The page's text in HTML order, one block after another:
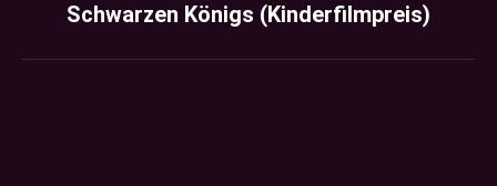
project:
Schwarzen Königs (Kinderfilmpreis)